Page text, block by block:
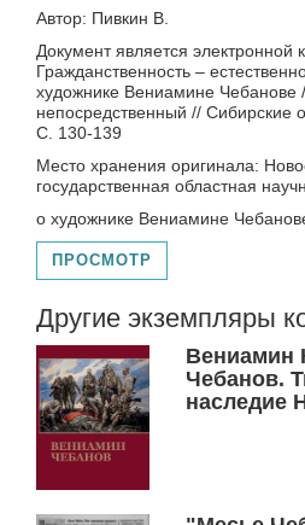
Автор: Пивкин В.
Документ является электронной
Гражданственность –
художнике Вениамине Чебанове
непосредственный // Сибирские
С. 130-139
Место хранения оригинала:
государственная областная
о художнике Вениамине
ПРОСМОТР
Другие экземпляры
Вениамин
Чебанов.
наследие